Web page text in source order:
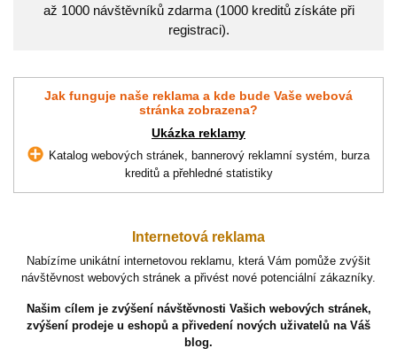
až 1000 návštěvníků zdarma (1000 kreditů získáte při
registraci).
Jak funguje naše reklama a kde bude Vaše webová
stránka zobrazena?
Ukázka reklamy
Katalog webových stránek, bannerový reklamní systém, burza
kreditů a přehledné statistiky
Internetová reklama
Nabízíme unikátní internetovou reklamu, která Vám pomůže zvýšit
návštěvnost webových stránek a přivést nové potenciální zákazníky.
Našim cílem je zvýšení návštěvnosti Vašich webových stránek,
zvýšení prodeje u eshopů a přivedení nových uživatelů na Váš
blog.